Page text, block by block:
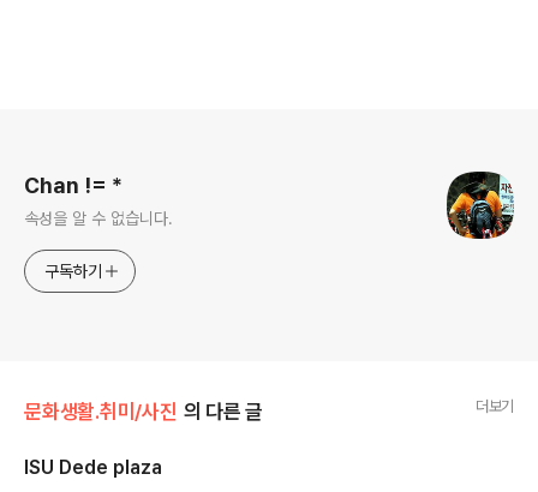
Chan != *
속성을 알 수 없습니다.
구독하기
문화생활.취미/사진 의 다른 글 더보기
ISU Dede plaza